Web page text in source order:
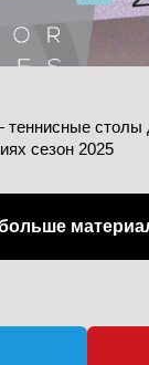
столы
сезон 2025